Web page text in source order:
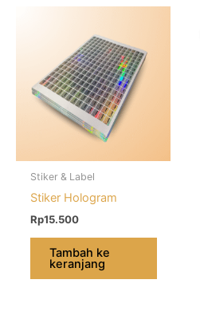
Stiker & Label
Stiker Hologram
Rp15.500
Tambah ke
keranjang